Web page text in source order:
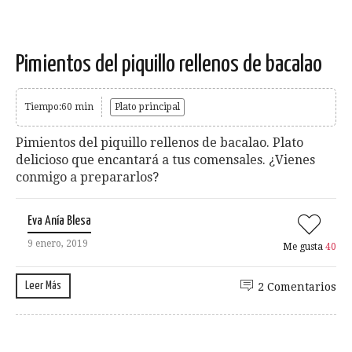
Pimientos del piquillo rellenos de bacalao
Tiempo:60 min Plato principal
Pimientos del piquillo rellenos de bacalao. Plato
delicioso que encantará a tus comensales. ¿Vienes
conmigo a prepararlos?
Eva Anía Blesa
9 enero, 2019 Me gusta 40
Leer Más 2 Comentarios